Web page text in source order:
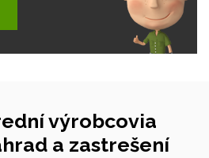
výrobcovia
a zastrešení